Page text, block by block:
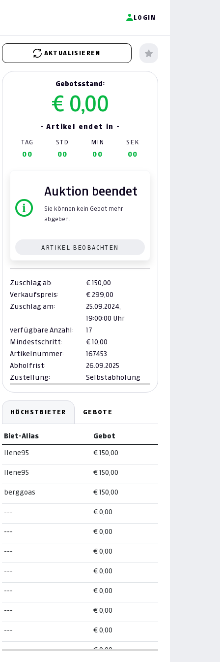
LOGIN
AKTUALISIEREN
Gebotsstand:
€ 0,00
- Artikel endet in -
TAG STD MIN SEK
00 00 00 00
Auktion beendet
Sie können kein Gebot mehr
abgeben.
ARTIKEL BEOBACHTEN
Zuschlag ab:
€ 150,00
Verkaufspreis:
€ 299,00
Zuschlag am:
25.09.2024,
19:00:00 Uhr
verfügbare Anzahl:
17
Mindestschritt:
€ 10,00
Artikelnummer:
167453
Abholfrist:
26.09.2025
Zustellung:
Selbstabholung
HÖCHSTBIETER GEBOTE
Biet-Alias Gebot
Ilene95 € 150,00
Ilene95 € 150,00
berggoas € 150,00
--- € 0,00
--- € 0,00
--- € 0,00
--- € 0,00
--- € 0,00
--- € 0,00
--- € 0,00
--- € 0,00